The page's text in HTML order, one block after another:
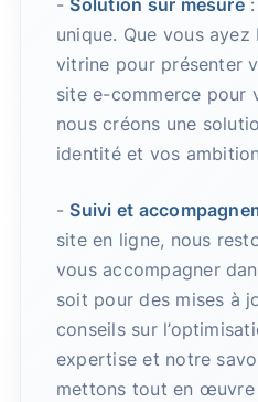
- Solution sur mesure:
unique. Que vous
vitrine pour présenter
site e-commerce pour
nous créons une
identité et vos
- Suivi et
site en ligne, nous
vous accompagner
soit pour des mises à
conseils sur
expertise et notre
mettons tout en